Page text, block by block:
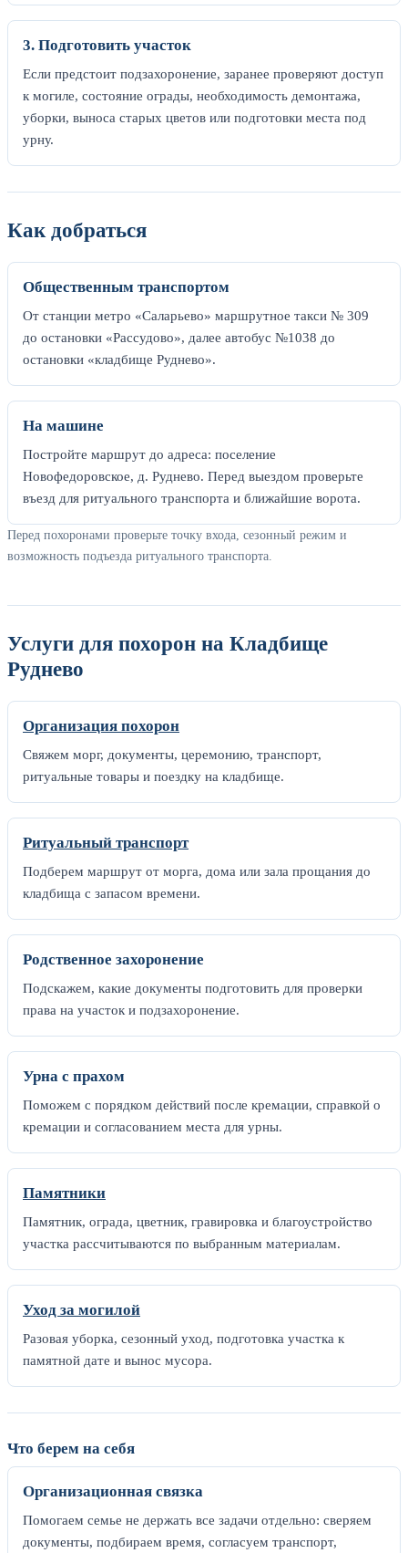
3. Подготовить участок
Если предстоит подзахоронение, заранее проверяют доступ
к могиле, состояние ограды, необходимость демонтажа,
уборки, выноса старых цветов или подготовки места под
урну.
Как добраться
Общественным транспортом
От станции метро «Саларьево» маршрутное такси № 309
до остановки «Рассудово», далее автобус №1038 до
остановки «кладбище Руднево».
На машине
Постройте маршрут до адреса: поселение
Новофедоровское, д. Руднево. Перед выездом проверьте
въезд для ритуального транспорта и ближайшие ворота.
Перед похоронами проверьте точку входа, сезонный режим и
возможность подъезда ритуального транспорта.
Услуги для похорон на Кладбище
Руднево
Организация похорон
Свяжем морг, документы, церемонию, транспорт,
ритуальные товары и поездку на кладбище.
Ритуальный транспорт
Подберем маршрут от морга, дома или зала прощания до
кладбища с запасом времени.
Родственное захоронение
Подскажем, какие документы подготовить для проверки
права на участок и подзахоронение.
Урна с прахом
Поможем с порядком действий после кремации, справкой о
кремации и согласованием места для урны.
Памятники
Памятник, ограда, цветник, гравировка и благоустройство
участка рассчитываются по выбранным материалам.
Уход за могилой
Разовая уборка, сезонный уход, подготовка участка к
памятной дате и вынос мусора.
Что берем на себя
Организационная связка
Помогаем семье не держать все задачи отдельно: сверяем
документы, подбираем время, согласуем транспорт,